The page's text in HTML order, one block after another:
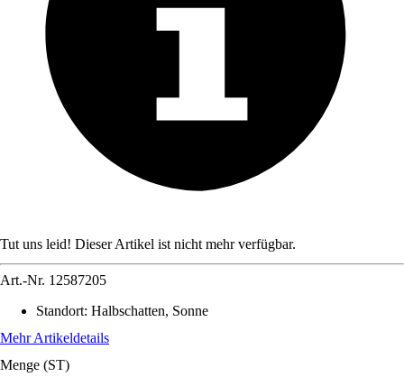
Tut uns leid! Dieser Artikel ist nicht mehr verfügbar.
Art.-Nr. 12587205
Standort: Halbschatten, Sonne
Mehr Artikeldetails
Menge (ST)